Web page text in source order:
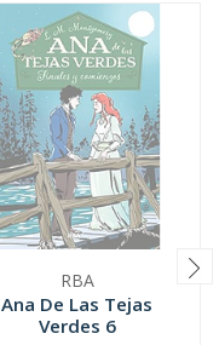
RBA
Ana De Las Tejas
Verdes 6